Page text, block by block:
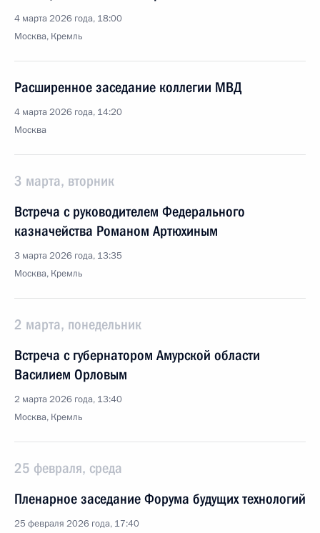
4 марта 2026 года, 18:00
Москва, Кремль
Расширенное заседание коллегии МВД
4 марта 2026 года, 14:20
Москва
3 марта, вторник
Встреча с руководителем Федерального
казначейства Романом Артюхиным
3 марта 2026 года, 13:35
Москва, Кремль
2 марта, понедельник
Встреча с губернатором Амурской области
Василием Орловым
2 марта 2026 года, 13:40
Москва, Кремль
25 февраля, среда
Пленарное заседание Форума будущих технологий
25 февраля 2026 года, 17:40